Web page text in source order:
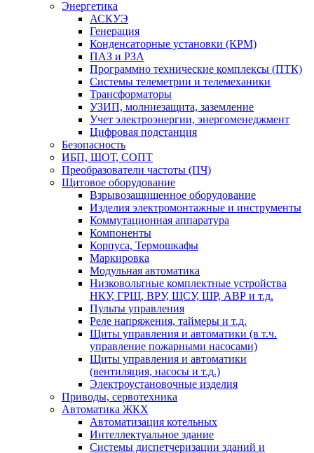
Энергетика
АСКУЭ
Генерация
Конденсаторные установки (КРМ)
ПАЗ и РЗА
Программно технические комплексы (ПТК)
Системы телеметрии и телемеханики
Трансформаторы
УЗИП, молниезащита, заземление
Учет электроэнергии, энергоменеджмент
Цифровая подстанция
Безопасность
ИБП, ШОТ, СОПТ
Преобразователи частоты (ПЧ)
Щитовое оборудование
Взрывозащищенное оборудование
Изделия электромонтажные и инструменты
Коммутационная аппаратура
Компоненты
Корпуса, Термошкафы
Маркировка
Модульная автоматика
Низковольтные комплектные устройства
НКУ, ГРЩ, ВРУ, ЩСУ, ШР, АВР и т.д.
Пульты управления
Реле напряжения, таймеры и т.д.
Щиты управления и автоматики (в т.ч.
управление пожарными насосами)
Щиты управления и автоматики
(вентиляция, насосы и т.д.)
Электроустановочные изделия
Приводы, сервотехника
Автоматика ЖКХ
Автоматизация котельных
Интеллектуальное здание
Системы диспетчеризации зданий и